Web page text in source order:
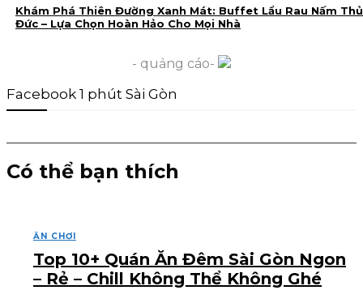
Khám Phá Thiên Đường Xanh Mát: Buffet Lẩu Rau Nấm Thủ
Đức – Lựa Chọn Hoàn Hảo Cho Mọi Nhà
- quảng cáo-
Facebook 1 phút Sài Gòn
Có thể bạn thích
ĂN CHƠI
Top 10+ Quán Ăn Đêm Sài Gòn Ngon
– Rẻ – Chill Không Thể Không Ghé